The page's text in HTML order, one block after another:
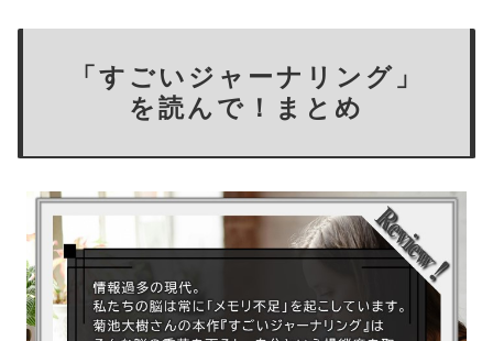
「すごいジャーナリング」
を読んで！まとめ